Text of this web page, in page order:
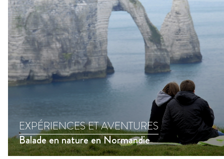
EXPÉRIENCES ET AVENTURES
Balade en nature en Normandie